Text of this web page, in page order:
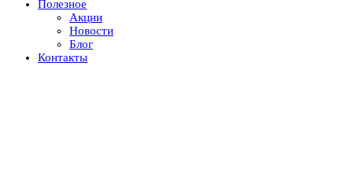
Полезное
Акции
Новости
Блог
Контакты